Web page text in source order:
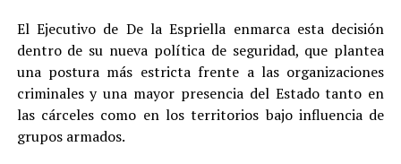
El Ejecutivo de De la Espriella enmarca esta decisión
dentro de su nueva política de seguridad, que plantea
una postura más estricta frente a las organizaciones
criminales y una mayor presencia del Estado tanto en
las cárceles como en los territorios bajo influencia de
grupos armados.